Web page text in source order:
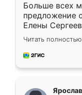
Больше всех
предложение
Елены
короткие
для замера
предложил по
Читать полностью